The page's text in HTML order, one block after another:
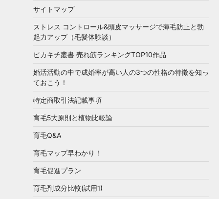
サイトマップ
ストレス コントロール&頭皮マッサージで薄毛防止と勃
起力アップ（毛髪体験談）
ピカキチ叢書 売れ筋ランキングTOP10作品
婚活活動の中で成婚率が高い人の3つの性格の特徴を知っ
ておこう！
特定商取引法記載事項
育毛5大原則と植物比較論
育毛Q&A
育毛マップ早わかり！
育毛促進プラン
育毛剤成分比較(試用1)